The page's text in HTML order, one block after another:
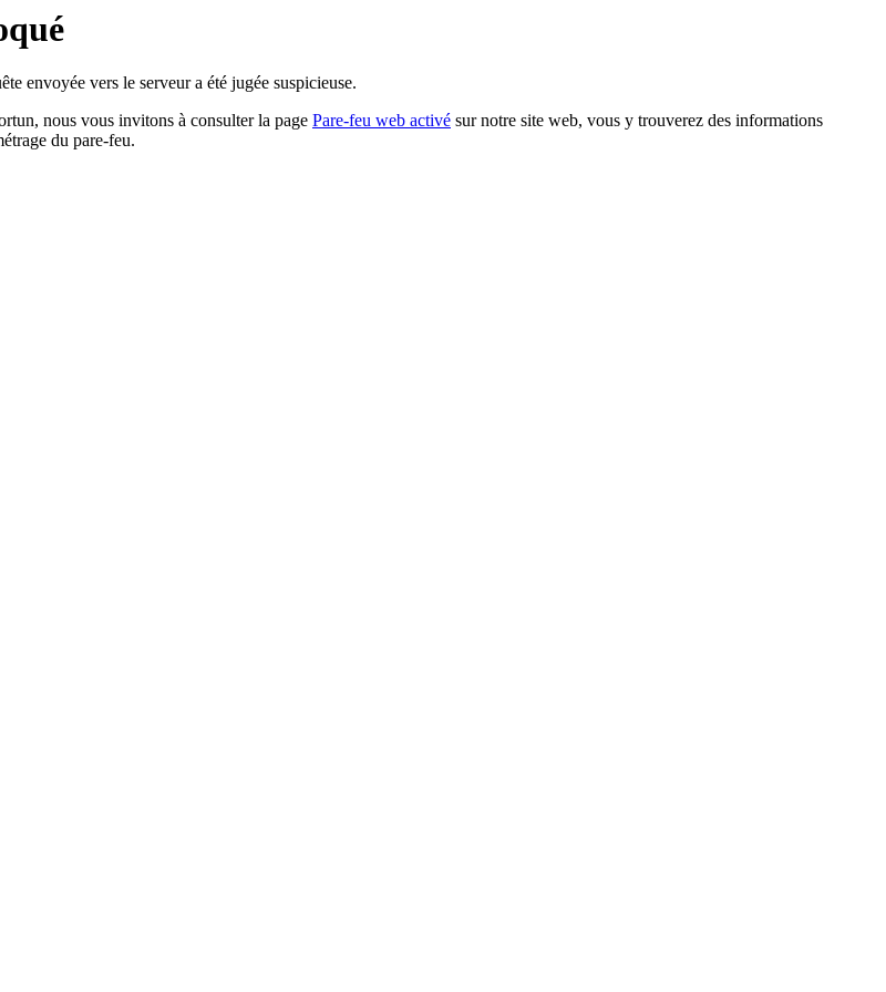
envoyée vers le serveur a été jugée suspicieuse.
nous vous invitons à consulter la page Pare-feu web activé sur notre site web, vous y trouverez des informations
du pare-feu.